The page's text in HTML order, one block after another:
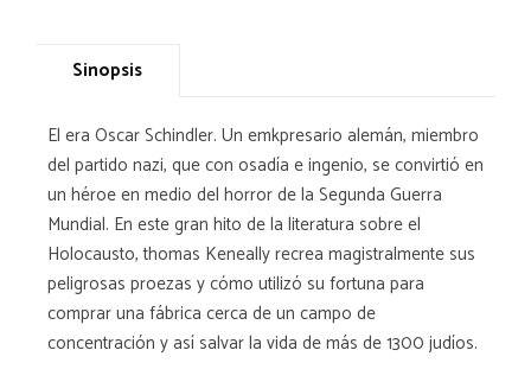
Sinopsis
El era Oscar Schindler. Un emkpresario alemán, miembro
del partido nazi, que con osadía e ingenio, se convirtió en
un héroe en medio del horror de la Segunda Guerra
Mundial. En este gran hito de la literatura sobre el
Holocausto, thomas Keneally recrea magistralmente sus
peligrosas proezas y cómo utilizó su fortuna para
comprar una fábrica cerca de un campo de
concentración y así salvar la vida de más de 1300 judíos.